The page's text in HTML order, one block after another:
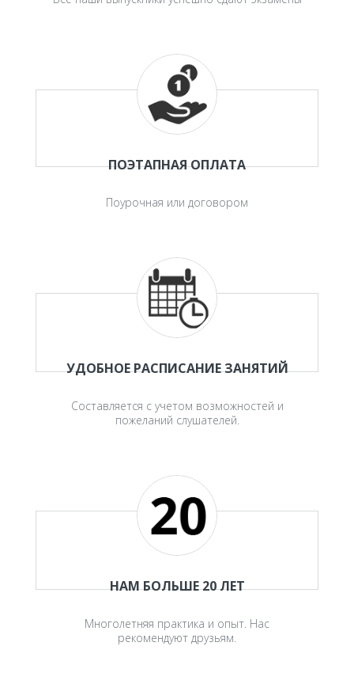
ПОЭТАПНАЯ ОПЛАТА
Поурочная или договором
УДОБНОЕ РАСПИСАНИЕ ЗАНЯТИЙ
Составляется с учетом возможностей и
пожеланий слушателей.
НАМ БОЛЬШЕ 20 ЛЕТ
Многолетняя практика и опыт. Нас
рекомендуют друзьям.